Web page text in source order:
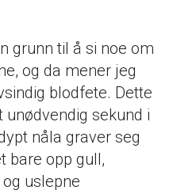
grunn til å si noe om
og da mener jeg
blodfete. Dette
sekund i
nåla graver seg
bare opp gull,
uslepne